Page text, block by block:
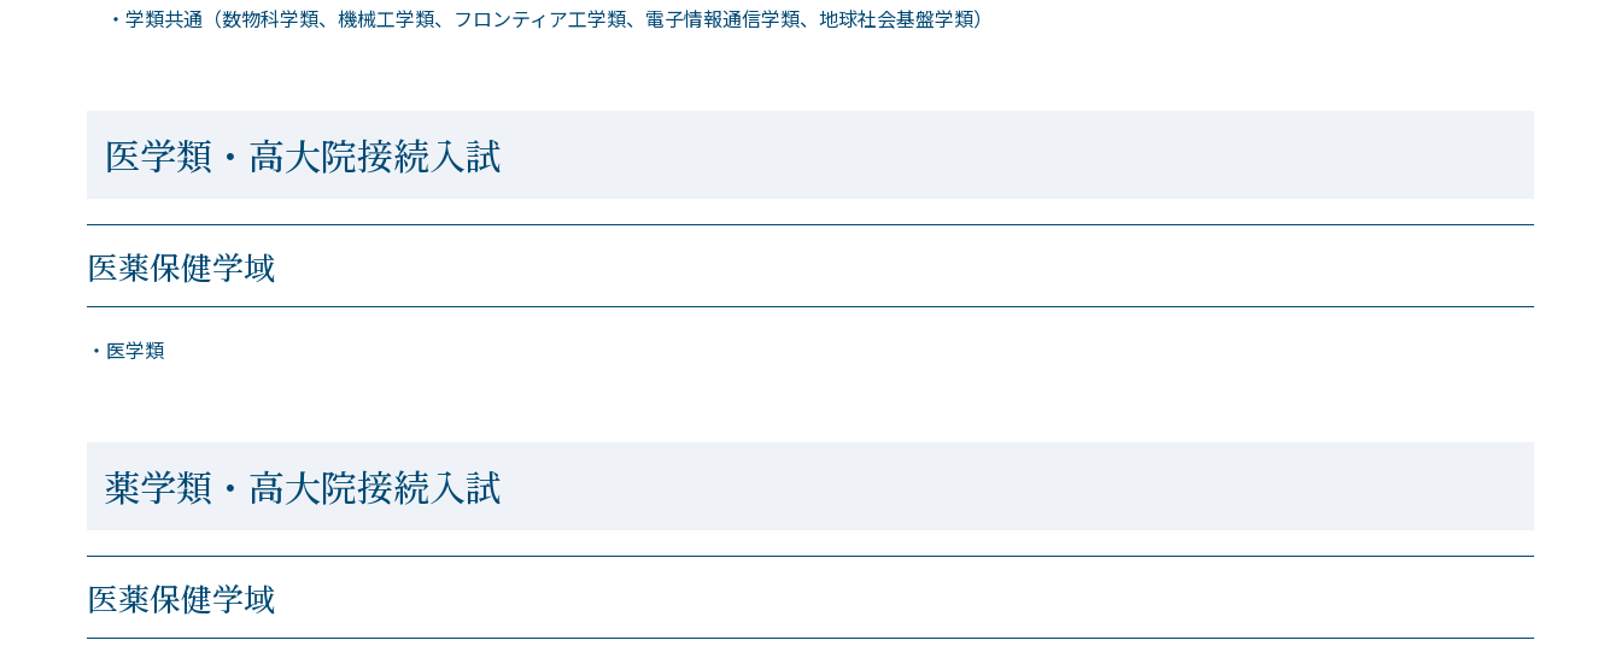
・学類共通（数物科学類、機械工学類、フロンティア工学類、電子情報通信学類、地球社会基盤学類）
医学類・高大院接続入試
医薬保健学域
・医学類
薬学類・高大院接続入試
医薬保健学域